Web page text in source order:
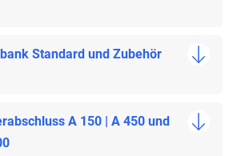
Standard und Zubehör
A 150 | A 450 und